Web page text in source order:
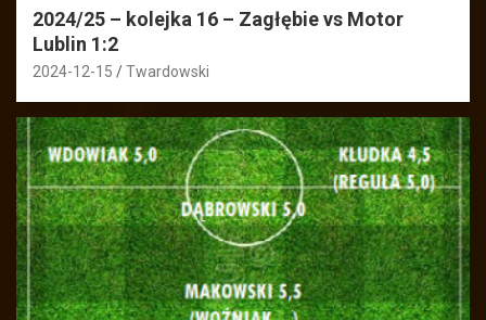
2024/25 – kolejka 16 – Zagłębie vs Motor
Lublin 1:2
2024-12-15 Twardowski